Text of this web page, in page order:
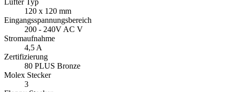
120 x 120 mm
Eingangsspannungsbereich
200 - 240V AC V
Stromaufnahme
4,5 A
Zertifizierung
80 PLUS Bronze
Molex Stecker
3